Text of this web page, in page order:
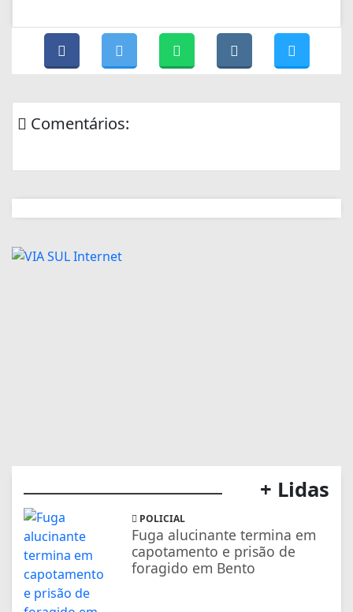
Comentários:
+ Lidas
POLICIAL
Fuga alucinante termina em
capotamento e prisão de
foragido em Bento